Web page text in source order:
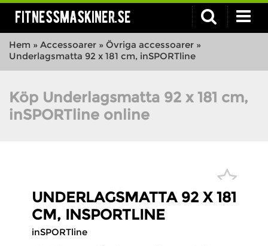
fitnessmaskiner.se
Hem » Accessoarer » Övriga accessoarer »
Underlagsmatta 92 x 181 cm, inSPORTline
Köp Underlagsmatta 92 x 181 cm,
inSPORTline online
UNDERLAGSMATTA 92 X 181
CM, INSPORTLINE
inSPORTline